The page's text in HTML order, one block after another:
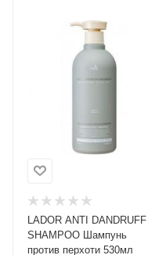
LADOR ANTI DANDRUFF
SHAMPOO Шампунь
против перхоти 530мл